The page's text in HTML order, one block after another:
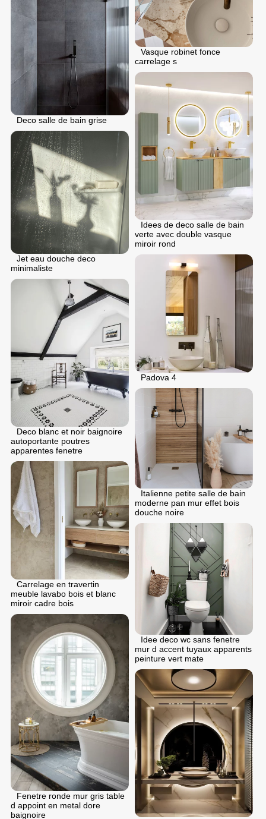
Vasque robinet fonce
carrelage s
Deco salle de bain grise
Idees de deco salle de bain
verte avec double vasque
miroir rond
Jet eau douche deco
minimaliste
Padova 4
Deco blanc et noir baignoire
autoportante poutres
apparentes fenetre
Italienne petite salle de bain
moderne pan mur effet bois
douche noire
Carrelage en travertin
meuble lavabo bois et blanc
miroir cadre bois
Idee deco wc sans fenetre
mur d accent tuyaux apparents
peinture vert mate
Fenetre ronde mur gris table
d appoint en metal dore
baignoire